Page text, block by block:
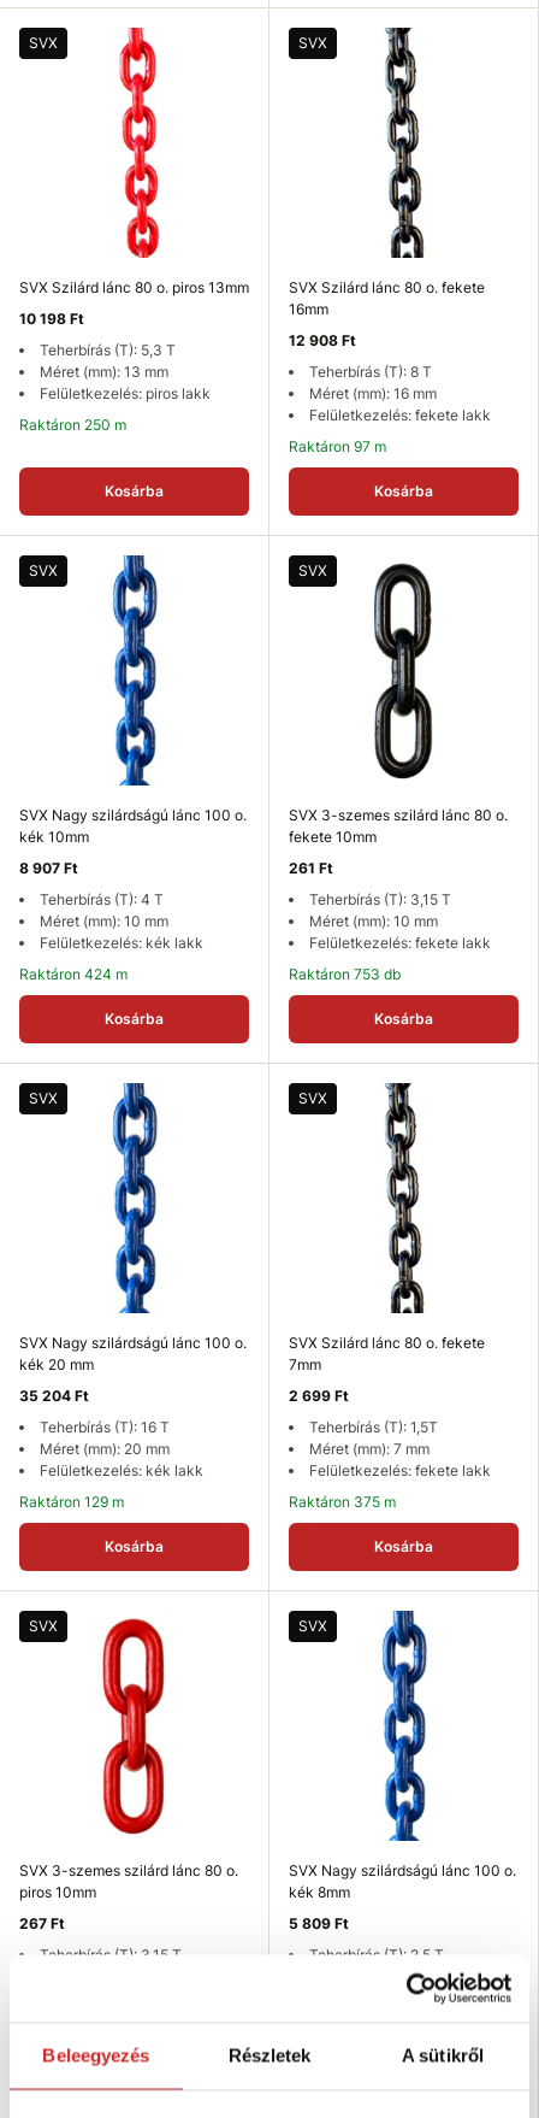
Beleegyezés Részletek A sütikről
SVX
SVX Szilárd lánc 80 o. piros 13mm
10 198 Ft
Teherbírás (T): 5,3 T
Méret (mm): 13 mm
Felületkezelés: piros lakk
Raktáron 250 m
Kosárba
SVX
SVX Szilárd lánc 80 o. fekete
16mm
12 908 Ft
Teherbírás (T): 8 T
Méret (mm): 16 mm
Felületkezelés: fekete lakk
Raktáron 97 m
Kosárba
SVX
SVX Nagy szilárdságú lánc 100 o.
kék 10mm
8 907 Ft
Teherbírás (T): 4 T
Méret (mm): 10 mm
Felületkezelés: kék lakk
Raktáron 424 m
Kosárba
SVX
SVX 3-szemes szilárd lánc 80 o.
fekete 10mm
261 Ft
Teherbírás (T): 3,15 T
Méret (mm): 10 mm
Felületkezelés: fekete lakk
Raktáron 753 db
Kosárba
SVX
SVX Nagy szilárdságú lánc 100 o.
kék 20 mm
35 204 Ft
Teherbírás (T): 16 T
Méret (mm): 20 mm
Felületkezelés: kék lakk
Raktáron 129 m
Kosárba
SVX
SVX Szilárd lánc 80 o. fekete
7mm
2 699 Ft
Teherbírás (T): 1,5T
Méret (mm): 7 mm
Felületkezelés: fekete lakk
Raktáron 375 m
Kosárba
SVX
SVX 3-szemes szilárd lánc 80 o.
piros 10mm
267 Ft
Teherbírás (T): 3,15 T
SVX
SVX Nagy szilárdságú lánc 100 o.
kék 8mm
5 809 Ft
Teherbírás (T): 2,5 T
Méret (mm): None
Felületkezelés: kék lakk